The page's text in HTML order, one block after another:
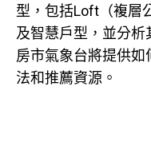
型，包括Loft（複層
及智慧戶型，並分析
房市氣象台將提供
法和推薦資源。